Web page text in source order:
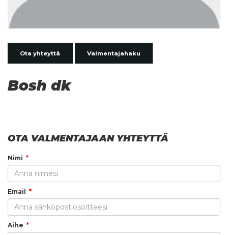
Ota yhteyttä Valmentajahaku
Bosh dk
OTA VALMENTAJAAN YHTEYTTÄ
Nimi
Email
Aihe